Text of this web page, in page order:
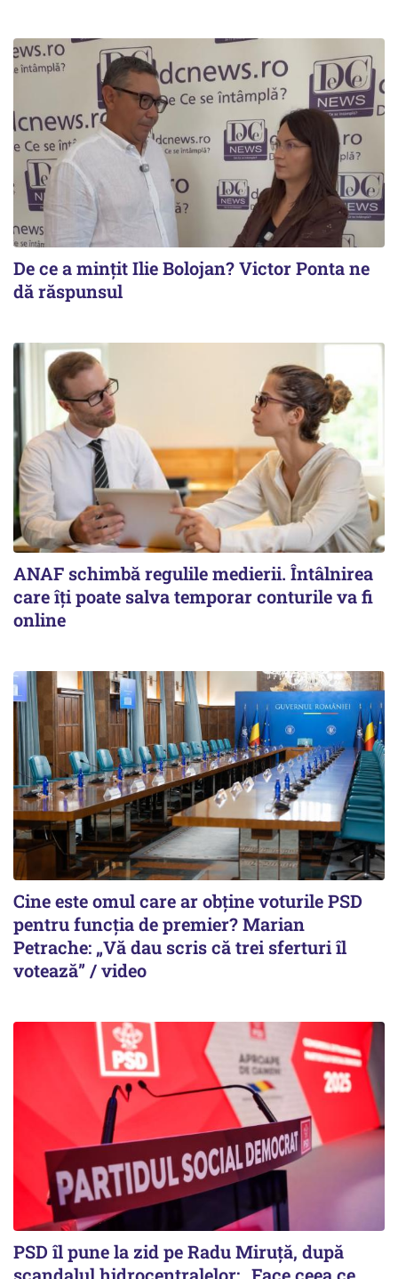
De ce a mințit Ilie Bolojan? Victor Ponta ne
dă răspunsul
ANAF schimbă regulile medierii. Întâlnirea
care îți poate salva temporar conturile va fi
online
Cine este omul care ar obține voturile PSD
pentru funcția de premier? Marian
Petrache: „Vă dau scris că trei sferturi îl
votează” / video
PSD îl pune la zid pe Radu Miruță, după
scandalul hidrocentralelor: „Face ceea ce